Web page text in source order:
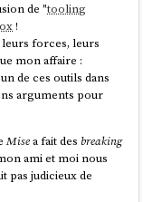
quand
seule transaction :
November
for thebtrfs
source
de "tooling
!
forces, leurs
mon affaire :
de ces outils dans
arguments pour
Misea fait des breaking
ami et moi nous
pas judicieux de